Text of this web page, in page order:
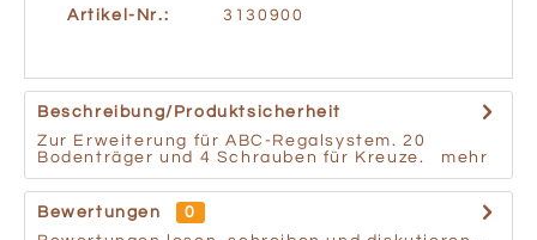
Artikel-Nr.: 3130900
Beschreibung/Produktsicherheit
Zur Erweiterung für ABC-Regalsystem. 20
Bodenträger und 4 Schrauben für Kreuze. mehr
Bewertungen
0